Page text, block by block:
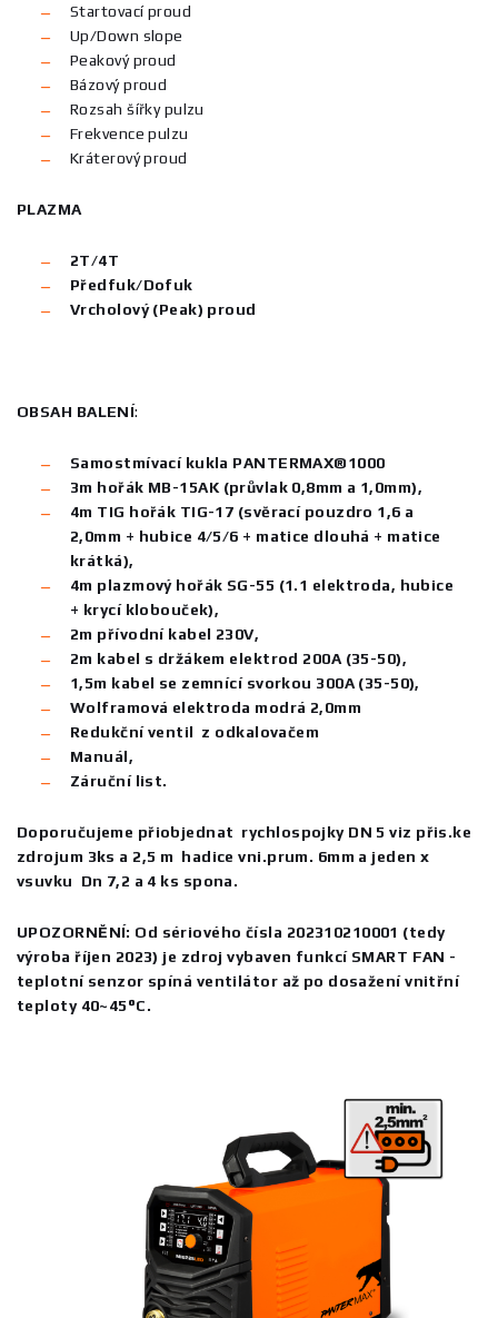
Startovací proud
Up/Down slope
Peakový proud
Bázový proud
Rozsah šířky pulzu
Frekvence pulzu
Kráterový proud
PLAZMA
2T/4T
Předfuk/Dofuk
Vrcholový (Peak) proud
OBSAH BALENÍ:
Samostmívací kukla PANTERMAX®1000
3m hořák MB-15AK (průvlak 0,8mm a 1,0mm),
4m TIG hořák TIG-17 (svěrací pouzdro 1,6 a
2,0mm + hubice 4/5/6 + matice dlouhá + matice
krátká),
4m plazmový hořák SG-55 (1.1 elektroda, hubice
+ krycí klobouček),
2m přívodní kabel 230V,
2m kabel s držákem elektrod 200A (35-50),
1,5m kabel se zemnící svorkou 300A (35-50),
Wolframová elektroda modrá 2,0mm
Redukční ventil z odkalovačem
Manuál,
Záruční list.
Doporučujeme přiobjednat rychlospojky DN 5 viz přis.ke
zdrojum 3ks a 2,5 m hadice vni.prum. 6mm a jeden x
vsuvku Dn 7,2 a 4 ks spona.
UPOZORNĚNÍ: Od sériového čísla 202310210001 (tedy
výroba říjen 2023) je zdroj vybaven funkcí SMART FAN -
teplotní senzor spíná ventilátor až po dosažení vnitřní
teploty 40~45°C.